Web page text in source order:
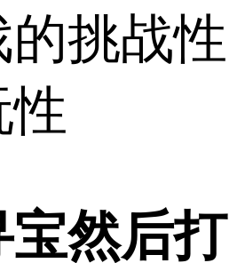
的挑战性
宝然后打